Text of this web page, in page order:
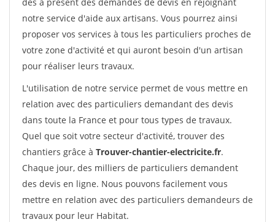
notre service d'aide aux artisans. Vous pourrez ainsi
proposer vos services à tous les particuliers proches de
votre zone d'activité et qui auront besoin d'un artisan
pour réaliser leurs travaux.
L'utilisation de notre service permet de vous mettre en
relation avec des particuliers demandant des devis
dans toute la France et pour tous types de travaux.
Quel que soit votre secteur d'activité, trouver des
chantiers grâce à Trouver-chantier-electricite.fr.
Chaque jour, des milliers de particuliers demandent
des devis en ligne. Nous pouvons facilement vous
mettre en relation avec des particuliers demandeurs de
travaux pour leur Habitat.